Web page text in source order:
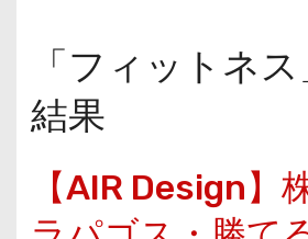
「フィットネ
結果
【AIR Design】